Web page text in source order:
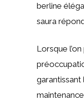
berline
saura
Lorsque